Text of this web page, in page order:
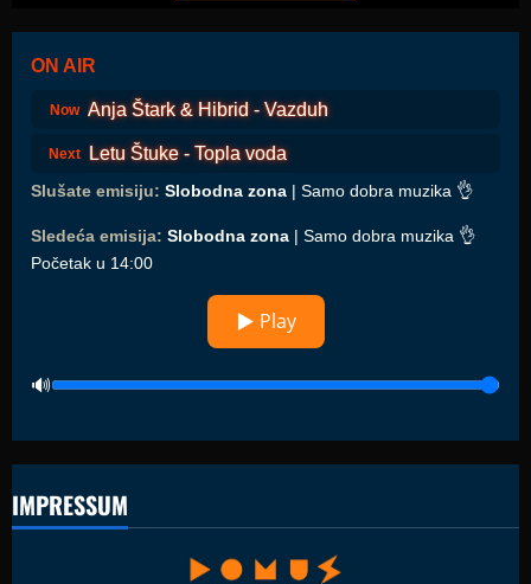
ON AIR
Now Anja Štark & Hibrid - Vazduh
Next Letu Štuke - Topla voda
Slušate emisiju: Slobodna zona | Samo dobra muzika 👌
Sledeća emisija: Slobodna zona | Samo dobra muzika 👌
Početak u 14:00
▶ Play
IMPRESSUM